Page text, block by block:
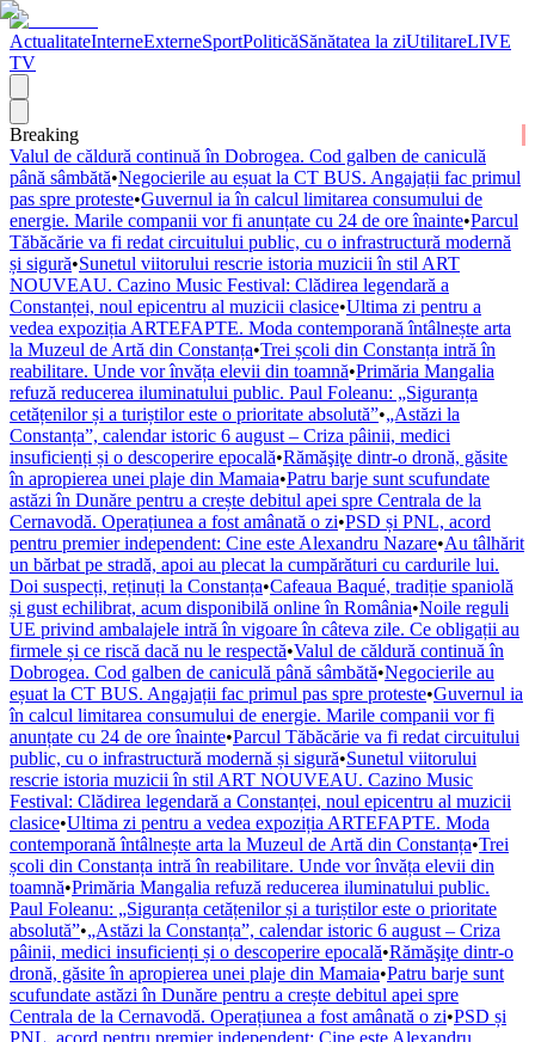
ActualitateInterneExterneSportPoliticăSănătatea la ziUtilitareLIVE
TV
Breaking
Valul de căldură continuă în Dobrogea. Cod galben de caniculă
până sâmbătă•Negocierile au eșuat la CT BUS. Angajații fac primul
pas spre proteste•Guvernul ia în calcul limitarea consumului de
energie. Marile companii vor fi anunțate cu 24 de ore înainte•Parcul
Tăbăcărie va fi redat circuitului public, cu o infrastructură modernă
și sigură•Sunetul viitorului rescrie istoria muzicii în stil ART
NOUVEAU. Cazino Music Festival: Clădirea legendară a
Constanței, noul epicentru al muzicii clasice•Ultima zi pentru a
vedea expoziția ARTEFAPTE. Moda contemporană întâlnește arta
la Muzeul de Artă din Constanța•Trei școli din Constanța intră în
reabilitare. Unde vor învăța elevii din toamnă•Primăria Mangalia
refuză reducerea iluminatului public. Paul Foleanu: „Siguranța
cetățenilor și a turiștilor este o prioritate absolută”•„Astăzi la
Constanța”, calendar istoric 6 august – Criza pâinii, medici
insuficienți și o descoperire epocală•Rămăşiţe dintr-o dronă, găsite
în apropierea unei plaje din Mamaia•Patru barje sunt scufundate
astăzi în Dunăre pentru a crește debitul apei spre Centrala de la
Cernavodă. Operațiunea a fost amânată o zi•PSD și PNL, acord
pentru premier independent: Cine este Alexandru Nazare•Au tâlhărit
un bărbat pe stradă, apoi au plecat la cumpărături cu cardurile lui.
Doi suspecți, reținuți la Constanța•Cafeaua Baqué, tradiție spaniolă
și gust echilibrat, acum disponibilă online în România•Noile reguli
UE privind ambalajele intră în vigoare în câteva zile. Ce obligații au
firmele și ce riscă dacă nu le respectă•Valul de căldură continuă în
Dobrogea. Cod galben de caniculă până sâmbătă•Negocierile au
eșuat la CT BUS. Angajații fac primul pas spre proteste•Guvernul ia
în calcul limitarea consumului de energie. Marile companii vor fi
anunțate cu 24 de ore înainte•Parcul Tăbăcărie va fi redat circuitului
public, cu o infrastructură modernă și sigură•Sunetul viitorului
rescrie istoria muzicii în stil ART NOUVEAU. Cazino Music
Festival: Clădirea legendară a Constanței, noul epicentru al muzicii
clasice•Ultima zi pentru a vedea expoziția ARTEFAPTE. Moda
contemporană întâlnește arta la Muzeul de Artă din Constanța•Trei
școli din Constanța intră în reabilitare. Unde vor învăța elevii din
toamnă•Primăria Mangalia refuză reducerea iluminatului public.
Paul Foleanu: „Siguranța cetățenilor și a turiștilor este o prioritate
absolută”•„Astăzi la Constanța”, calendar istoric 6 august – Criza
pâinii, medici insuficienți și o descoperire epocală•Rămăşiţe dintr-o
dronă, găsite în apropierea unei plaje din Mamaia•Patru barje sunt
scufundate astăzi în Dunăre pentru a crește debitul apei spre
Centrala de la Cernavodă. Operațiunea a fost amânată o zi•PSD și
PNL, acord pentru premier independent: Cine este Alexandru